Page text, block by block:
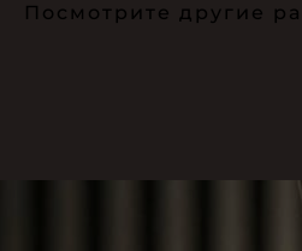
Посмотрите другие